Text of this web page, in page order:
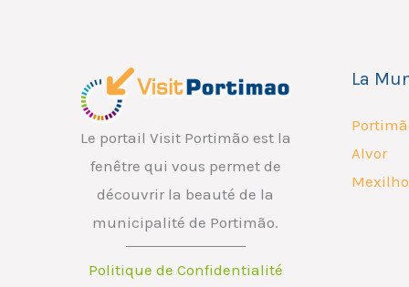
Le portail Visit Portimão est la
fenêtre qui vous permet de
découvrir la beauté de la
municipalité de Portimão.
Politique de Confidentialité
La
Alvor